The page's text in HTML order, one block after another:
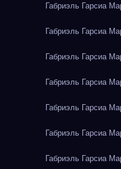
Габриэль Гарсиа
Габриэль Гарсиа
Габриэль Гарсиа
Габриэль Гарсиа
Габриэль Гарсиа
Габриэль Гарсиа
Габриэль Гарсиа